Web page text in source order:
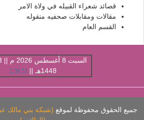
قصائد شعراء القبيله في ولاة الامر
مقالات ومقابلات صحفيه منقوله
القسم العام
1448هـ ||
2:59:54
الحقوق محفوظة لموقع(شبكة بني مالك عبر